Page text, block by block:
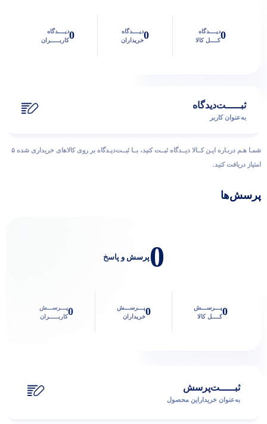
0دیــــدگاه
کــــل کالا
0دیــــدگاه
خریداران
0دیــــدگاه
کاربـــــران
ثبـــــت‌دیدگاه
به‌عنوان کاربر
شمـا هـم دربـاره ایـن کــالا دیــدگاه ثبــت کنید، بــا ثبــت‌دیـدگاه بر روی کالاهای خریداری شده ۵
امتیاز دریافت کنید.
پرسش‌ها
0پرسش و پاسخ
0پـــرســـش
کــــل کالا
0پـــرســـش
خریداران
0پـــرســـش
کاربـــــران
ثبـــــت‌پرسش
به‌عنوان ‌خریدار‌این‌ محصول